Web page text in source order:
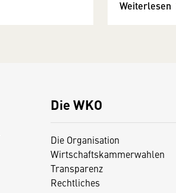
Weiterlesen
Die WKO
Die Organisation
Wirtschaftskammerwahlen
Transparenz
Rechtliches